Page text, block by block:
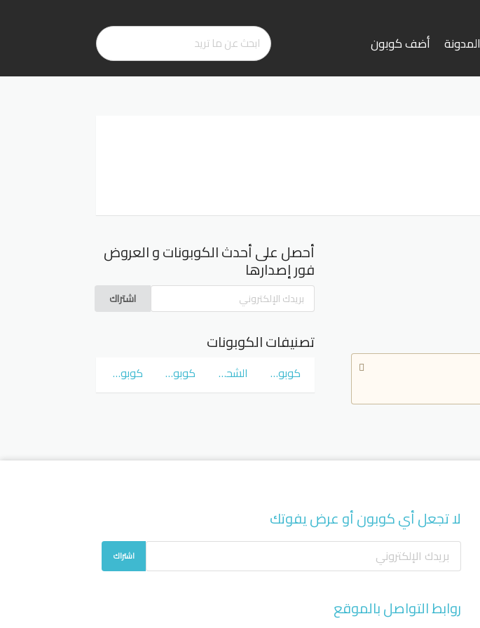
المدونة أضف كوبون
أحصل على أحدث الكوبونات و العروض
فور إصدارها
اشتراك
تصنيفات الكوبونات
كوبونات و عروض سوق كوم الشحن المجاني كوبونات و عروض نمشي Namshi كوبونات و عروض نون Noon
لا تجعل أي كوبون أو عرض يفوتك
اشتراك
روابط التواصل بالموقع